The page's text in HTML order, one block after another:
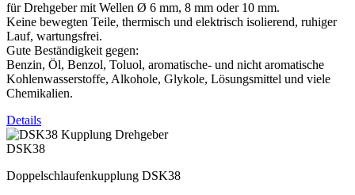
für Drehgeber mit Wellen Ø 6 mm, 8 mm oder 10 mm.
Keine bewegten Teile, thermisch und elektrisch isolierend, ruhiger
Lauf, wartungsfrei.
Gute Beständigkeit gegen:
Benzin, Öl, Benzol, Toluol, aromatische- und nicht aromatische
Kohlenwasserstoffe, Alkohole, Glykole, Lösungsmittel und viele
Chemikalien.
Details
DSK38
Doppelschlaufenkupplung DSK38